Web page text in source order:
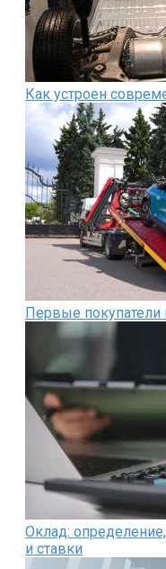
Как устроен
Первые покупатели
Оклад:
и ставки